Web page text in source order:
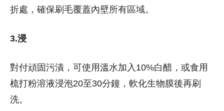
折處，確保刷毛覆蓋內壁所有區域。
3.浸
對付頑固污漬，可使用溫水加入10%白醋，或食用
梳打粉溶液浸泡20至30分鐘，軟化生物膜後再刷
洗。